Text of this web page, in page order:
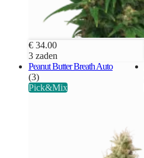
€ 34.00
3 zaden
Peanut Butter Breath Auto
(3)
Pick&Mix